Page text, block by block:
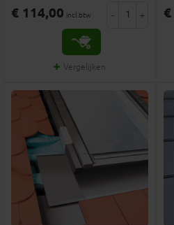
€ 114,00 incl.btw - +
Vergelijken